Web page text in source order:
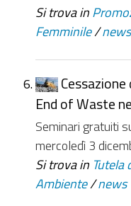
Si trova in
Femminile /news
End of Waste
Seminari gratuiti
mercoledì 3
Si trova in Tutela
Ambiente /news